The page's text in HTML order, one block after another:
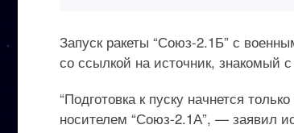
Запуск ракеты “Союз-2.1Б” с
со ссылкой на источник, знакомый
“Подготовка к пуску начнется
носителем “Союз-2.1А”, — заявил